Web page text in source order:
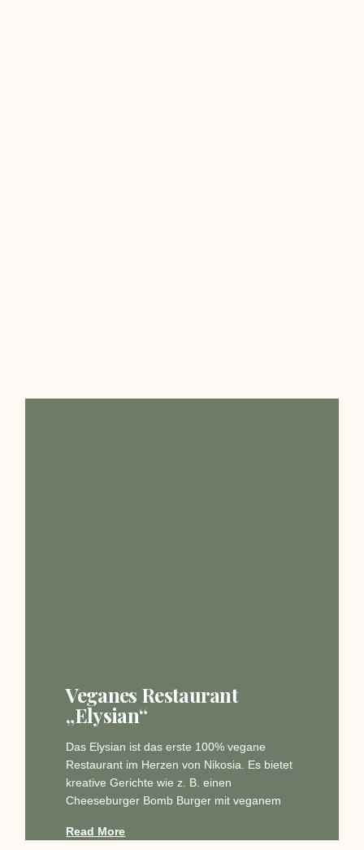
Veganes Restaurant
„Elysian“
Das Elysian ist das erste 100% vegane
Restaurant im Herzen von Nikosia. Es bietet
kreative Gerichte wie z. B. einen
Cheeseburger Bomb Burger mit veganem
Read More